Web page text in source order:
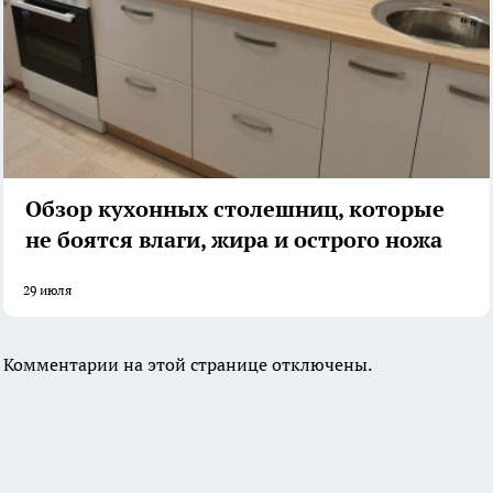
Обзор кухонных столешниц, которые
не боятся влаги, жира и острого ножа
29 июля
Комментарии на этой странице отключены.